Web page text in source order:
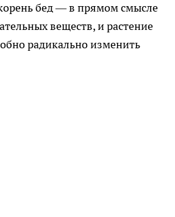
бед — в прямом смысле
веществ, и растение
радикально изменить